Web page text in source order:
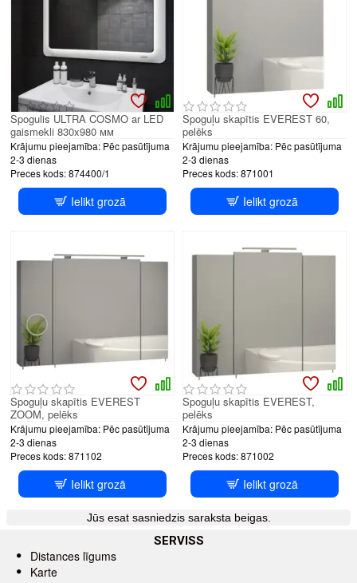
Krājumu pieejamība: Pēc pasūtījuma
2-3 dienas
Preces kods:874400/1
Spogulis ULTRA COSMO ar LED
gaismekli 830x980 мм
Ielikt grozā
Krājumu pieejamība: Pēc pasūtījuma
2-3 dienas
Preces kods:871001
Spoguļu skapītis EVEREST 60,
pelēks
Ielikt grozā
Krājumu pieejamība: Pēc pasūtījuma
2-3 dienas
Preces kods:871102
Spoguļu skapītis EVEREST
ZOOM, pelēks
Ielikt grozā
Krājumu pieejamība: Pēc pasūtījuma
2-3 dienas
Preces kods:871002
Spoguļu skapītis EVEREST,
pelēks
Ielikt grozā
Jūs esat sasniedzis saraksta beigas.
SERVISS
Distances līgums
Karte